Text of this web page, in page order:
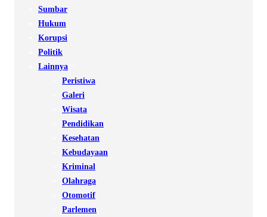
Sumbar
Hukum
Korupsi
Politik
Lainnya
Peristiwa
Galeri
Wisata
Pendidikan
Kesehatan
Kebudayaan
Kriminal
Olahraga
Otomotif
Parlemen